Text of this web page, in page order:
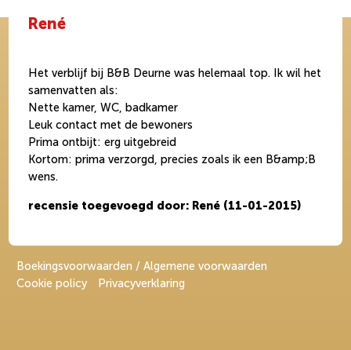
René
Het verblijf bij B&B Deurne was helemaal top. Ik wil het
samenvatten als:
Nette kamer, WC, badkamer
Leuk contact met de bewoners
Prima ontbijt: erg uitgebreid
Kortom: prima verzorgd, precies zoals ik een B&amp;B
wens.
recensie toegevoegd door: René (11-01-2015)
Boekingsvoorwaarden / Algemene voorwaarden
Cookie policy
Privacyverklaring